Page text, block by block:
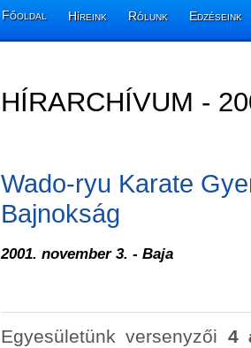
Főoldal Híreink Rólunk Edzéseink
HÍRARCHÍVUM -
Wado-ryu Karate
Bajnokság
2001. november 3. - Baja
Egyesületünk versenyzői 4